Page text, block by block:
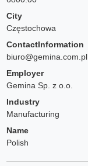
City
Częstochowa
ContactInformation
biuro@gemina.com.pl
Employer
Gemina Sp. z o.o.
Industry
Manufacturing
Name
Polish